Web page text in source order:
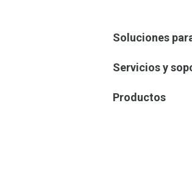
Soluciones
Servicios y
Productos